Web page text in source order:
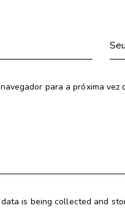
para a próxima vez
is being collected and